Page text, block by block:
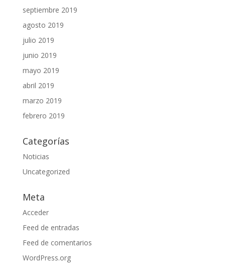
septiembre 2019
agosto 2019
julio 2019
junio 2019
mayo 2019
abril 2019
marzo 2019
febrero 2019
Categorías
Noticias
Uncategorized
Meta
Acceder
Feed de entradas
Feed de comentarios
WordPress.org